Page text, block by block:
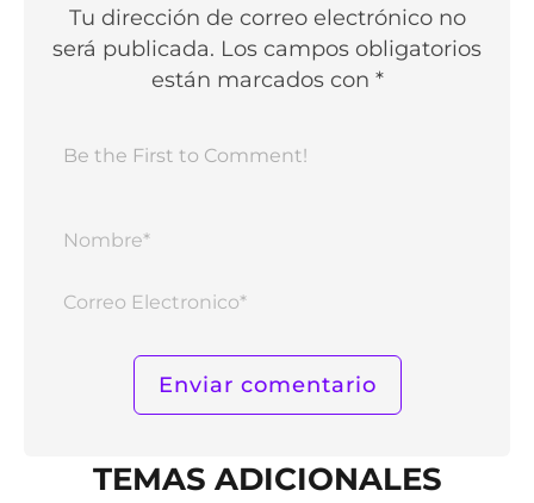
Tu dirección de correo electrónico no
será publicada. Los campos obligatorios
están marcados con *
TEMAS ADICIONALES